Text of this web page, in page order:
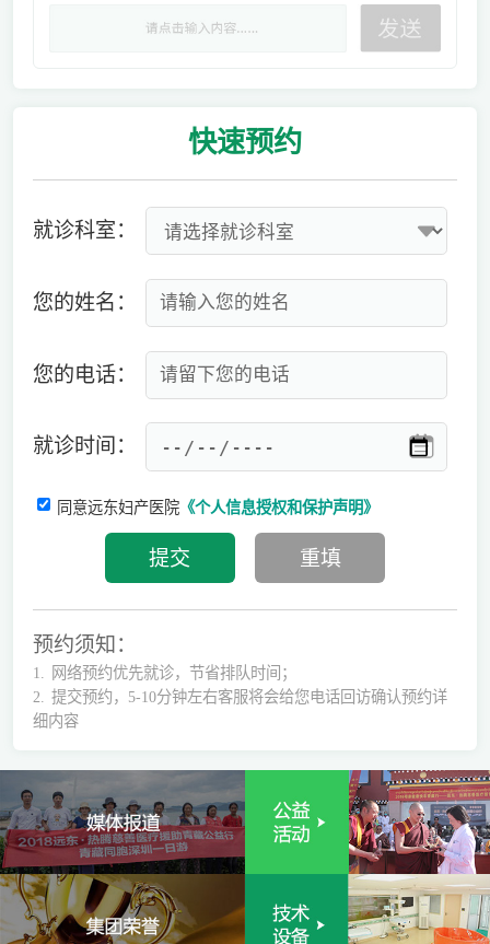
快速预约
就诊科室：
您的姓名：
您的电话：
就诊时间：
同意远东妇产医院《个人信息授权和保护声明》
预约须知：
1.
网络预约优先就诊，节省排队时间；
2.
提交预约，5-10分钟左右客服将会给您电话回访确认预约详
细内容